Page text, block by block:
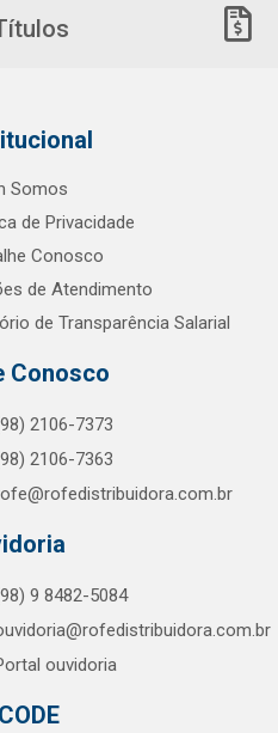
Somos
de Privacidade
Conosco
de Atendimento
de Transparência Salarial
Conosco
2106-7373
2106-7363
9 8482-5084
ouvidoria